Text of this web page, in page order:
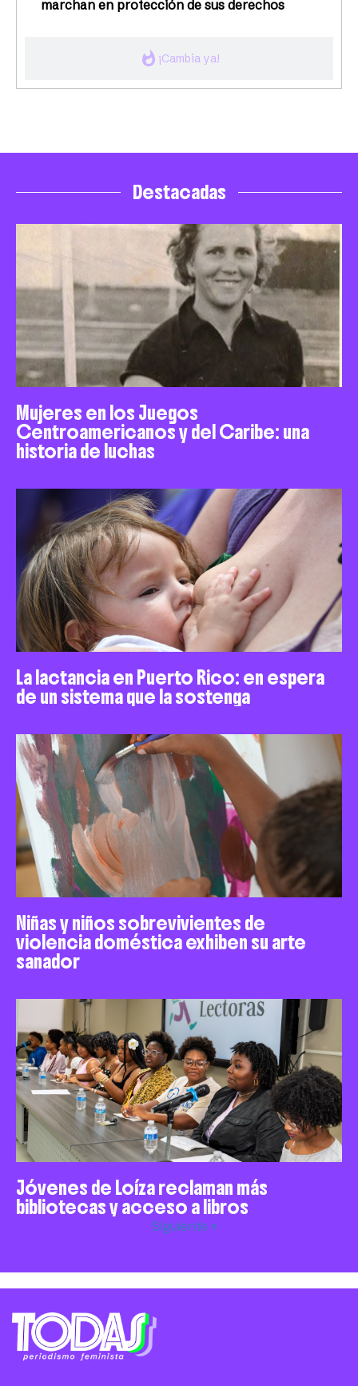
whatshot ¡Cambia ya!
marchan en protección de sus derechos
Destacadas
Mujeres en los Juegos
Centroamericanos y del Caribe: una
historia de luchas
La lactancia en Puerto Rico: en espera
de un sistema que la sostenga
Niñas y niños sobrevivientes de
violencia doméstica exhiben su arte
sanador
Jóvenes de Loíza reclaman más
bibliotecas y acceso a libros
Siguiente »